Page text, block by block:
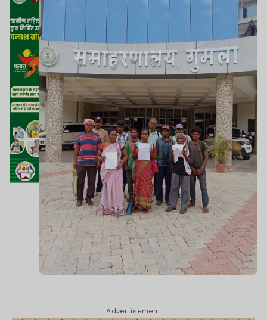
Advertisement